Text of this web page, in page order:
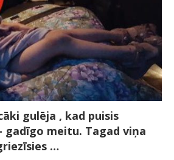
gulēja , kad puisis
gadīgo meitu. Tagad viņa
…